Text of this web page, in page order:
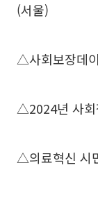
(서울)
△사회보장데
△2024년 사회
△의료혁신 시